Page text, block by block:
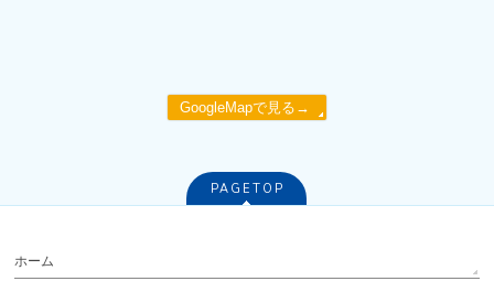
GoogleMapで見る→
PAGETOP
ホーム